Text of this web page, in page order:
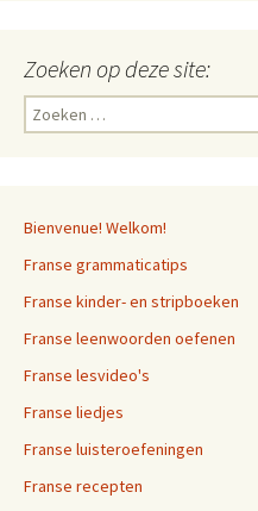
Zoeken op deze site:
Zoeken
naar:
Bienvenue! Welkom!
Franse grammaticatips
Franse kinder- en stripboeken
Franse leenwoorden oefenen
Franse lesvideo's
Franse liedjes
Franse luisteroefeningen
Franse recepten